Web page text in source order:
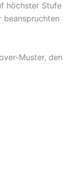
höchster
Muster, den